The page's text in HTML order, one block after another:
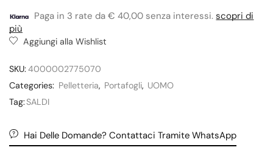
Paga in 3 rate da € 40,00 senza interessi.scopri di
più
Aggiungi alla Wishlist
SKU:4000002775070
Categories: Pelletteria, Portafogli, UOMO
Tag:SALDI
Hai Delle Domande? Contattaci Tramite WhatsApp